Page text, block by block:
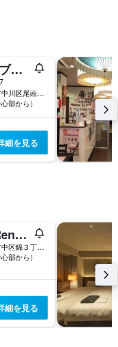
ホテルリブマックスbudget名古屋
愛知県名古屋市中川区尾頭橋３丁目１−２２
部から）
細を見る
《2025 Renewal Open》安心お宿 Nagoya Man＆woman 栄駅前店
愛知県名古屋市中区錦３丁目１９−２１
部から）
細を見る